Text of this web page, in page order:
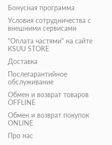
Бонусная программа
Условия сотрудничества с
внешними сервисами
"Оплата частями" на сайте
KSUU STORE
Доставка
Послегарантийное
обслуживание
Обмен и возврат товаров
OFFLINE
Обмен и возврат покупок
ONLINE
Про нас